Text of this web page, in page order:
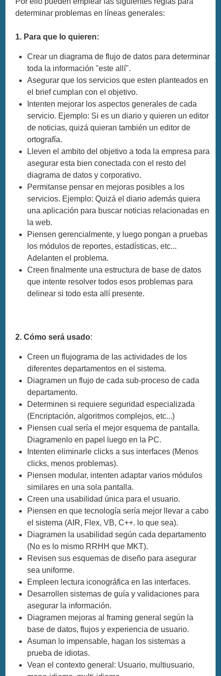
determinar problemas en líneas generales:
1. Para que lo quieren:
Crear un diagrama de flujo de datos para determinar
toda la información "este allí".
Asegurar que los servicios que esten planteados en
el brief cumplan con el objetivo.
Intenten mejorar los aspectos generales de cada
servicio. Ejemplo: Si es un diario y quieren un editor
de noticias, quizá quieran también un editor de
ortografía.
Lleven el ambito del objetivo a toda la empresa para
asegurar esta bien conectada con el resto del
diagrama de datos y corporativo.
Permitanse pensar en mejoras posibles a los
servicios. Ejemplo: Quizá el diario además quiera
una aplicación para buscar noticias relacionadas en
la web.
Piensen gerencialmente, y luego pongan a pruebas
los módulos de reportes, estadísticas, etc...
Adelanten el problema.
Creen finalmente una estructura de base de datos
que intente resolver todos esos problemas para
delinear si todo esta allí presente.
2. Cómo será usado:
Creen un flujograma de las actividades de los
diferentes departamentos en el sistema.
Diagramen un flujo de cada sub-proceso de cada
departamento.
Determinen si requiere seguridad especializada
(Encriptación, algoritmos complejos, etc...)
Piensen cual sería el mejor esquema de pantalla.
Diagramenlo en papel luego en la PC.
Intenten eliminarle clicks a sus interfaces (Menos
clicks, menos problemas).
Piensen modular, intenten adaptar varios módulos
similares en una sola pantalla.
Creen una usabilidad única para el usuario.
Piensen en que tecnología sería mejor llevar a cabo
el sistema (AIR, Flex, VB, C++. lo que sea).
Diagramen la usabilidad según cada departamento
(No es lo mismo RRHH que MKT).
Revisen sus esquemas de diseño para asegurar
sea uniforme.
Empleen lectura iconográfica en las interfaces.
Desarrollen sistemas de guía y validaciones para
asegurar la información.
Diagramen mejoras al framing general según la
base de datos, flujos y experiencia de usuario.
Asuman lo impensable, hagan los sistemas a
prueba de idiotas.
Vean el contexto general: Usuario, multiusuario,